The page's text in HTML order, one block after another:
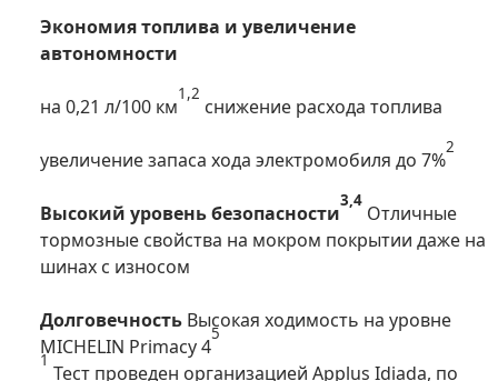
Экономия топлива и увеличение
автономности
на 0,21 л/100 км
1,2
снижение расхода топлива
увеличение запаса хода электромобиля до 7%
2
Высокий уровень безопасности
3,4
Отличные
тормозные свойства на мокром покрытии даже на
шинах с износом
Долговечность Высокая ходимость на уровне
MICHELIN Primacy 4
5
1
Тест проведен организацией Applus Idiada, по